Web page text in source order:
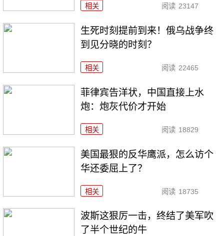
相关 阅读 23147
生死时刻提前到来！俄乌战争终
到见分晓的时刻？
相关 阅读 22465
菲律宾告洋状，中国直接上水
炮：炮灰代价才开始
相关 阅读 18829
美国最狠的反华鹰派，怎么访个
华还委屈上了？
相关 阅读 18735
波斯这狠厉一击，终结了美军吹
了半个世纪的牛